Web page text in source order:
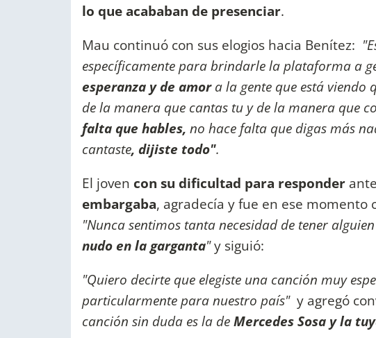
lo que acababan de presenciar.
Mau continuó con sus elogios hacia Benítez:
específicamente para brindarle la plataforma a
esperanza y de amora la gente que está viendo
de la manera que cantas tu y de la manera que
falta que hables, no hace falta que digas más
cantaste, dijiste todo".
El joven con su dificultad para responder
embargaba, agradecía y fue en ese momento
"Nunca sentimos tanta necesidad de tener
nudo en la garganta"y siguió:
"Quiero decirte que elegiste una canción muy
particularmente para nuestro país" y agregó
canción sin duda es la deMercedes Sosa y la